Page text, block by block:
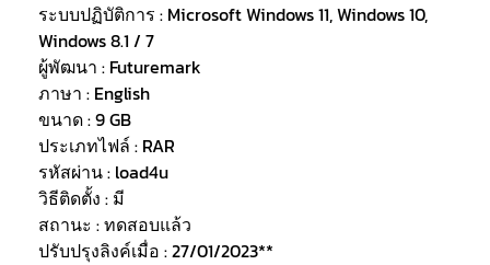
ระบบปฏิบัติการ : Microsoft Windows 11, Windows 10,
Windows 8.1 / 7
ผู้พัฒนา : Futuremark
ภาษา : English
ขนาด : 9 GB
ประเภทไฟล์ : RAR
รหัสผ่าน : load4u
วิธีติดตั้ง : มี
สถานะ : ทดสอบแล้ว
ปรับปรุงลิงค์เมื่อ : 27/01/2023**